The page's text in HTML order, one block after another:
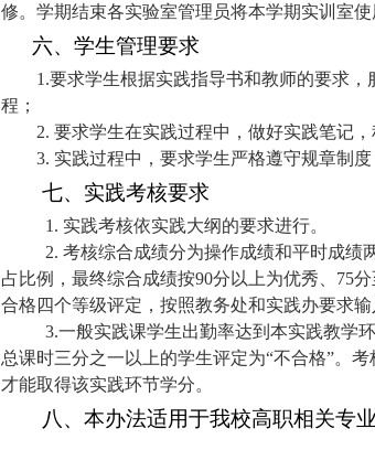
修。学期结束各实验室管理员将本学期实训室使
六、学生管理要求
1.要求学生根据实践指导书和教师的要求
程；
2. 要求学生在实践过程中，做好实践笔记
3. 实践过程中，要求学生严格遵守规章制度
七、实践考核要求
1. 实践考核依实践大纲的要求进行。
2. 考核综合成绩分为操作成绩和平时成绩
占比例，最终综合成绩按90分以上为优秀、 75分
合格四个等级评定，按照教务处和实践办要求输
3.一般实践课学生出勤率达到本实践教学
总课时三分之一以上的学生评定为“不合格”。
才能取得该实践环节学分。
八、本办法适用于我校高职相关专